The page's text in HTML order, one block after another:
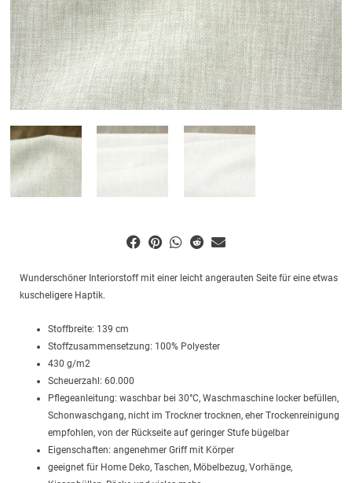
Wunderschöner Interiorstoff mit einer leicht angerauten Seite für eine etwas
kuscheligere Haptik.
Stoffbreite: 139 cm
Stoffzusammensetzung: 100% Polyester
430 g/m2
Scheuerzahl: 60.000
Pflegeanleitung: waschbar bei 30°C, Waschmaschine locker befüllen,
Schonwaschgang, nicht im Trockner trocknen, eher Trockenreinigung
empfohlen, von der Rückseite auf geringer Stufe bügelbar
Eigenschaften: angenehmer Griff mit Körper
geeignet für Home Deko, Taschen, Möbelbezug, Vorhänge,